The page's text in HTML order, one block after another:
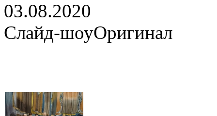
03.08.2020
Слайд-шоуОригинал